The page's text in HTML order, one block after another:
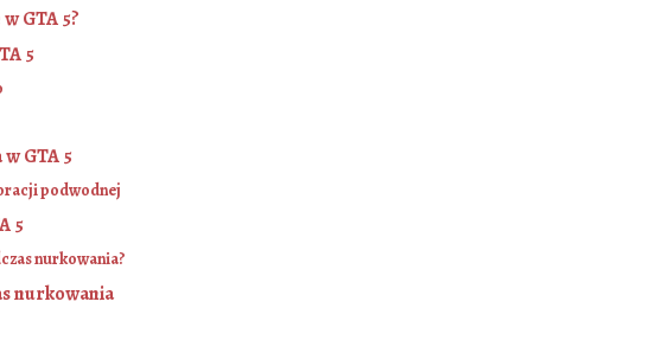
GTA 5?
5
GTA 5
podwodnej
5
nurkowania?
nurkowania